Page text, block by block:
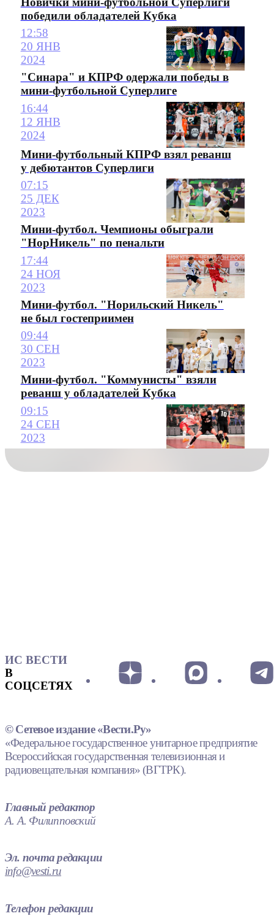
победили обладателей Кубка
12:58
20 ЯНВ
2024
"Синара" и КПРФ одержали победы в
мини-футбольной Суперлиге
16:44
12 ЯНВ
2024
Мини-футбольный КПРФ взял реванш
у дебютантов Суперлиги
07:15
25 ДЕК
2023
Мини-футбол. Чемпионы обыграли
"НорНикель" по пенальти
17:44
24 НОЯ
2023
Мини-футбол. "Норильский Никель"
не был гостеприимен
09:44
30 СЕН
2023
Мини-футбол. "Коммунисты" взяли
реванш у обладателей Кубка
09:15
24 СЕН
2023
ИС ВЕСТИ
В
СОЦСЕТЯХ
© Сетевое издание «Вести.Ру»
«Федеральное государственное унитарное предприятие
Всероссийская государственная телевизионная и
радиовещательная компания» (ВГТРК).
Главный редактор
А. А. Филипповский
Эл. почта редакции
info@vesti.ru
Телефон редакции